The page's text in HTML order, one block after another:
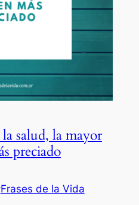
salud, la mayor
preciado
Frases de la Vida